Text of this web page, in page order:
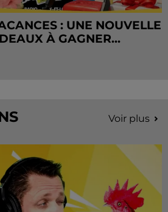
: UNE NOUVELLE
À GAGNER...
Voir plus